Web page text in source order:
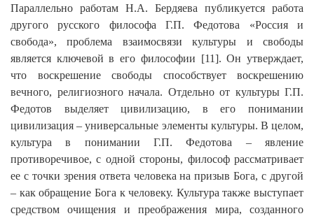
Параллельно работам Н.А. Бердяева публикуется работа
другого русского философа Г.П. Федотова «Россия и
свобода», проблема взаимосвязи культуры и свободы
является ключевой в его философии [11]. Он утверждает,
что воскрешение свободы способствует воскрешению
вечного, религиозного начала. Отдельно от культуры Г.П.
Федотов выделяет цивилизацию, в его понимании
цивилизация – универсальные элементы культуры. В целом,
культура в понимании Г.П. Федотова – явление
противоречивое, с одной стороны, философ рассматривает
ее с точки зрения ответа человека на призыв Бога, с другой
– как обращение Бога к человеку. Культура также выступает
средством очищения и преображения мира, созданного